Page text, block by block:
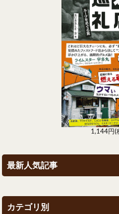
1,144円(
最新人気記事
カテゴリ別